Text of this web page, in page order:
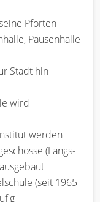
Pforten
Pausenhalle
Stadt hin
wird
werden
(Längs-
(seit 1965